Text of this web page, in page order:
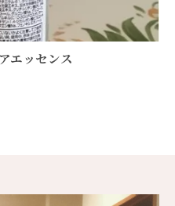
エッセンス